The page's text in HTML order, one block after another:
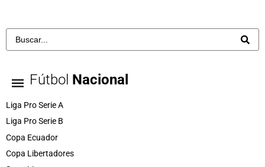
Fútbol Nacional
Liga Pro Serie A
Liga Pro Serie B
Copa Ecuador
Copa Libertadores